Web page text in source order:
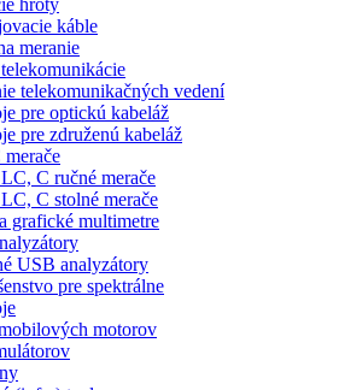
káble
meranie
telekomunikačných vedení
pre optickú kabeláž
pre združenú kabeláž
C ručné merače
C stolné merače
grafické multimetre
USB analyzátory
pre spektrálne
motorov